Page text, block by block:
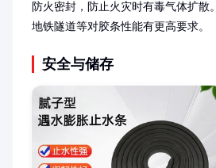
防火密封，防止火灾时有毒气体扩散
地铁隧道等对胶条性能有更高要求。
安全与储存